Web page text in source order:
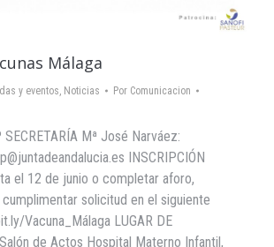
Málaga
y eventos, Noticias Por Comunicacion
Mª José Narváez:
INSCRIPCIÓN
el 12 de junio o completar aforo,
solicitud en el siguiente
Vacuna_Málaga LUGAR DE
de Actos Hospital Materno Infantil,